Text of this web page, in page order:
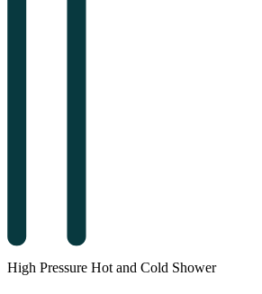
High Pressure Hot and Cold Shower